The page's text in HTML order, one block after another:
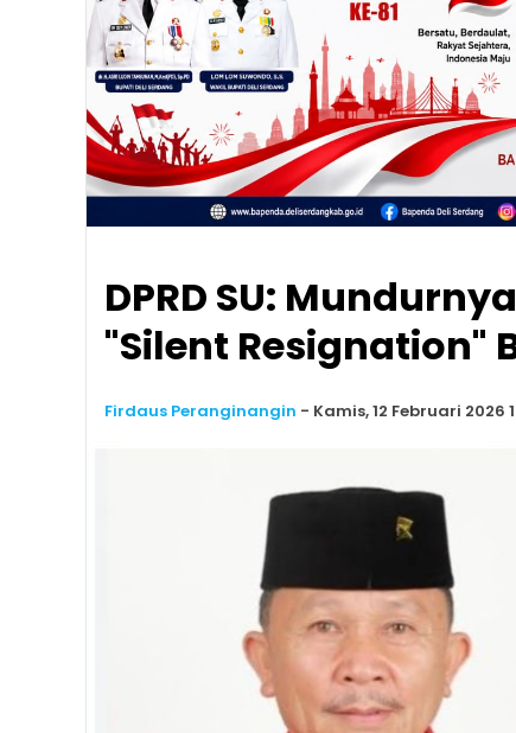
DPRD SU:
"Silent Resignation"
Firdaus Peranginangin - Kamis, 12 Februari 2026